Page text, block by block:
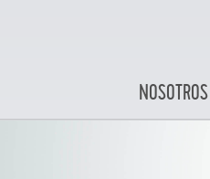
NOSOTROS